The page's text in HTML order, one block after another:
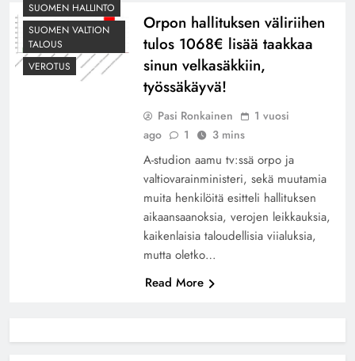
SUOMEN HALLINTO
SUOMEN VALTION
TALOUS
VEROTUS
Orpon hallituksen väliriihen
tulos 1068€ lisää taakkaa
sinun velkasäkkiin,
työssäkäyvä!
Pasi Ronkainen
1 vuosi
ago
1 3 mins
A-studion aamu tv:ssä orpo ja
valtiovarainministeri, sekä muutamia
muita henkilöitä esitteli hallituksen
aikaansaanoksia, verojen leikkauksia,
kaikenlaisia taloudellisia viialuksia,
mutta oletko…
Read More